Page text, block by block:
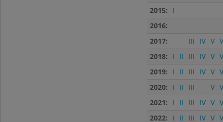
2015:
I
2016:
2017:
III IV V
2018:
I II III IV V
2019:
I II III IV V
2020:
I II III V
2021:
I II III IV V
2022:
I II III IV V